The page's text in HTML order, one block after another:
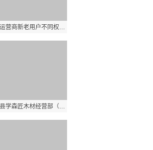
电信运营商新老用户不同权为何频频发生？
睢宁县学森匠木材经营部（个体工商户）成立 注册资本1万人民币|动态